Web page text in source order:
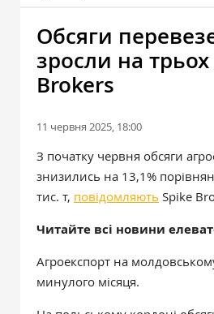
Обсяги
зросли на
Brokers
11 червня 2025, 18:00
З початку червня обсяги
знизились на 13,1%
тис. т, повідомляють Spike
Читайте всі новини
Агроекспорт на
минулого місяця.